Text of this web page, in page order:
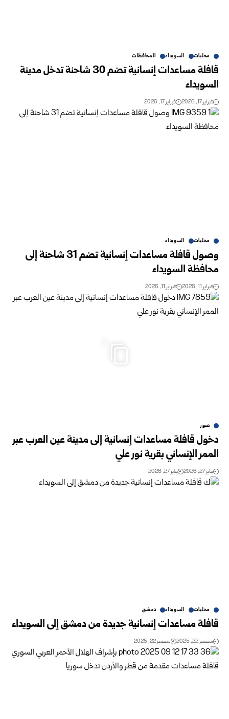
محليات السويداء المحافظات
قافلة مساعدات إنسانية تضم 30 شاحنة تدخل مدينة
السويداء
فبراير 17, 2026 فبراير 17, 2026
محليات السويداء
وصول قافلة مساعدات إنسانية تضم 31 شاحنة إلى
محافظة السويداء
فبراير 11, 2026 فبراير 11, 2026
صور
دخول قافلة مساعدات إنسانية إلى مدينة عين العرب عبر
الممر الإنساني بقرية نور علي
يناير 27, 2026 يناير 27, 2026
محليات السويداء دمشق
قافلة مساعدات إنسانية جديدة من دمشق إلى السويداء
سبتمبر 22, 2025 سبتمبر 22, 2025